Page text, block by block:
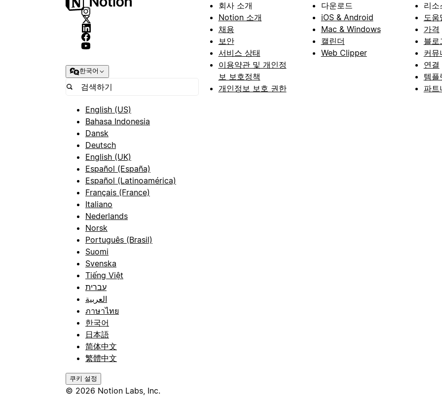
한국어
English (US)
Bahasa Indonesia
Dansk
Deutsch
English (UK)
Español (España)
Español (Latinoamérica)
Français (France)
Italiano
Nederlands
Norsk
Português (Brasil)
Suomi
Svenska
Tiếng Việt
עברית
العربية
ภาษาไทย
한국어
日本語
简体中文
繁體中文
쿠키 설정
© 2026 Notion Labs, Inc.
회사 소개
Notion 소개
채용
보안
서비스 상태
이용약관 및 개인정
보 보호정책
개인정보 보호 권한
다운로드
iOS & Android
Mac & Windows
캘린더
Web Clipper
리소
도움
가격
블로
커뮤
연결
템플
파트